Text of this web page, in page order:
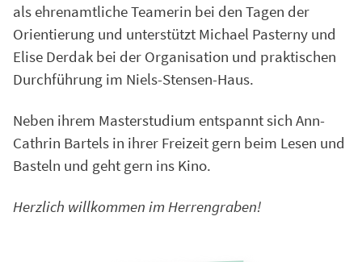
als ehrenamtliche Teamerin bei den Tagen der
Orientierung und unterstützt Michael Pasterny und
Elise Derdak bei der Organisation und praktischen
Durchführung im Niels-Stensen-Haus.
Neben ihrem Masterstudium entspannt sich Ann-
Cathrin Bartels in ihrer Freizeit gern beim Lesen und
Basteln und geht gern ins Kino.
Herzlich willkommen im Herrengraben!